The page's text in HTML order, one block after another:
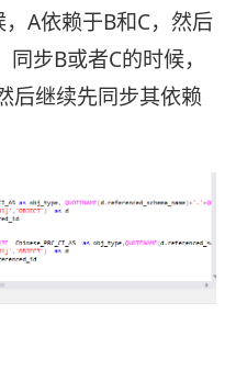
A依赖于B和C，然后
步B或者C的时候，
后继续先同步其依赖